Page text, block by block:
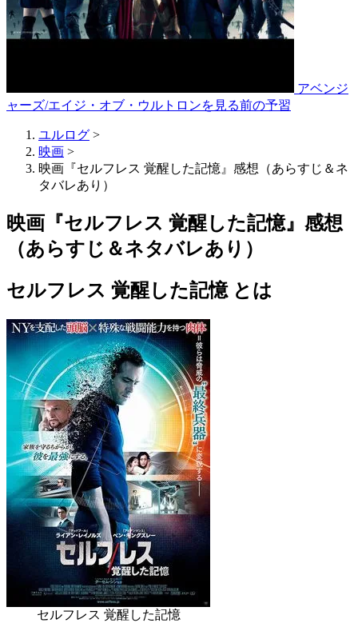
アベンジ
ャーズ/エイジ・オブ・ウルトロンを見る前の予習
ユルログ >
映画 >
映画『セルフレス 覚醒した記憶』感想（あらすじ＆ネ
タバレあり）
映画『セルフレス 覚醒した記憶』感想
（あらすじ＆ネタバレあり）
セルフレス 覚醒した記憶 とは
セルフレス 覚醒した記憶